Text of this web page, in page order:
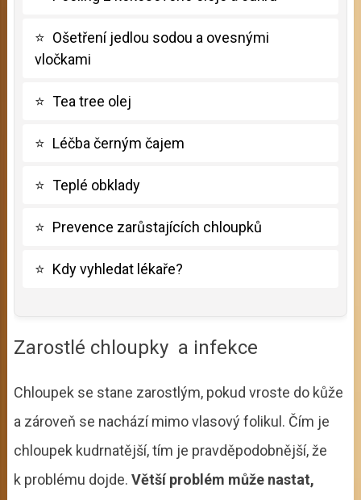
⭐ Ošetření jedlou sodou a ovesnými
vločkami
⭐ Tea tree olej
⭐ Léčba černým čajem
⭐ Teplé obklady
⭐ Prevence zarůstajících chloupků
⭐ Kdy vyhledat lékaře?
Zarostlé chloupky a infekce
Chloupek se stane zarostlým, pokud vroste do kůže
a zároveň se nachází mimo vlasový folikul. Čím je
chloupek kudrnatější, tím je pravděpodobnější, že
k problému dojde. Větší problém může nastat,